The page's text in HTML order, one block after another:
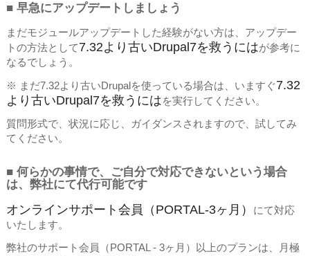
■ 早急にアップデートしましょう
まだモジュールアップデートした経験がない方は、アップデー
トの方法として7.32より古いDrupal7を救うにはが参考に
なるでしょう。
※ まだ7.32より古いDrupalを使っている場合は、いますぐ7.32
より古いDrupal7を救うにはを実行してください。
質問形式で、状況に応じ、ガイダンスされますので、試してみ
てください。
■ 何らかの事情で、ご自分で対応できないという場合
は、弊社にて代行可能です
オンラインサポート会員（PORTAL-3ヶ月）
にて対応
いたします。
弊社のサポート会員（PORTAL - 3ヶ月）以上のプランは、月極